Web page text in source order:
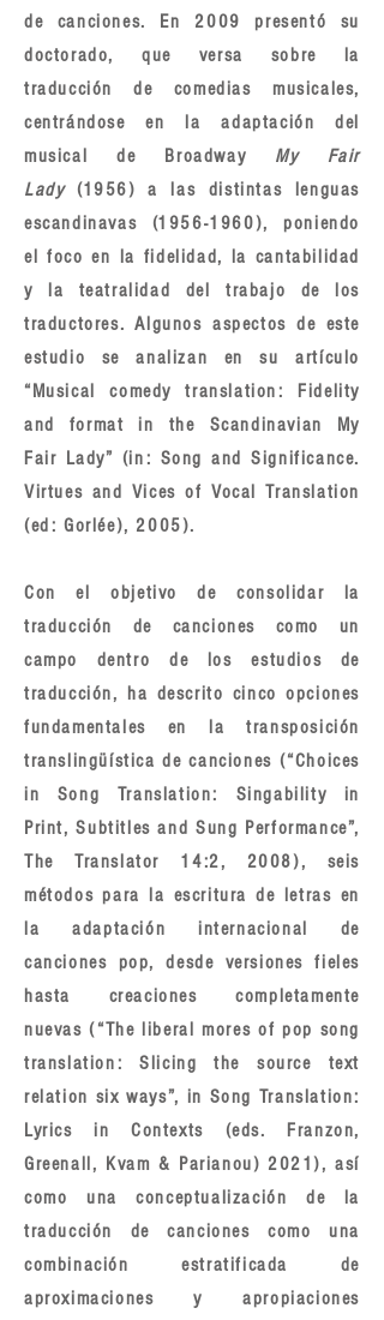
de canciones. En 2009 presentó su
doctorado, que versa sobre la
traducción de comedias musicales,
centrándose en la adaptación del
musical de Broadway My Fair
Lady (1956) a las distintas lenguas
escandinavas (1956-1960), poniendo
el foco en la fidelidad, la cantabilidad
y la teatralidad del trabajo de los
traductores. Algunos aspectos de este
estudio se analizan en su artículo
“Musical comedy translation: Fidelity
and format in the Scandinavian My
Fair Lady” (in: Song and Significance.
Virtues and Vices of Vocal Translation
(ed: Gorlée), 2005).
Con el objetivo de consolidar la
traducción de canciones como un
campo dentro de los estudios de
traducción, ha descrito cinco opciones
fundamentales en la transposición
translingüística de canciones (“Choices
in Song Translation: Singability in
Print, Subtitles and Sung Performance”,
The Translator 14:2, 2008), seis
métodos para la escritura de letras en
la adaptación internacional de
canciones pop, desde versiones fieles
hasta creaciones completamente
nuevas (“The liberal mores of pop song
translation: Slicing the source text
relation six ways”, in Song Translation:
Lyrics in Contexts (eds. Franzon,
Greenall, Kvam & Parianou) 2021), así
como una conceptualización de la
traducción de canciones como una
combinación estratificada de
aproximaciones y apropiaciones